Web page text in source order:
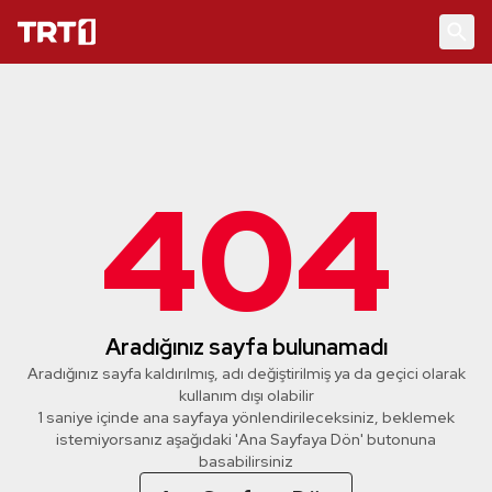
404
Aradığınız sayfa bulunamadı
Aradığınız sayfa kaldırılmış, adı değiştirilmiş ya da geçici olarak
kullanım dışı olabilir
1 saniye içinde ana sayfaya yönlendirileceksiniz, beklemek
istemiyorsanız aşağıdaki 'Ana Sayfaya Dön' butonuna
basabilirsiniz